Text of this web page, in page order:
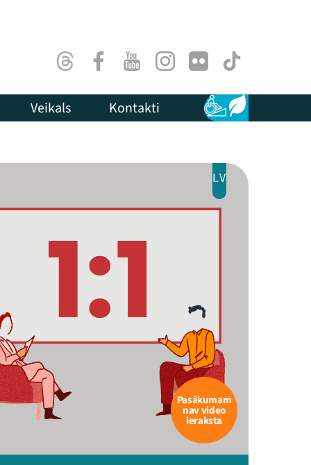
ThreadsFacebookYoutubeInstagram
Flick TikTok
Veikals Kontakti Pieejamība
Ilgtspēja
LV
Pasākumam
nav video
ieraksta